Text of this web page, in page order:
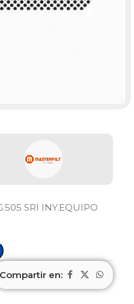
SRI INY.EQUIPO
Compartir en: